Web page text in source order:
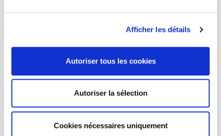
Afficher les détails
Autoriser tous les cookies
Autoriser la sélection
Cookies nécessaires uniquement
La France et l'Union européenne
4 sept. 2026
Nouveautés